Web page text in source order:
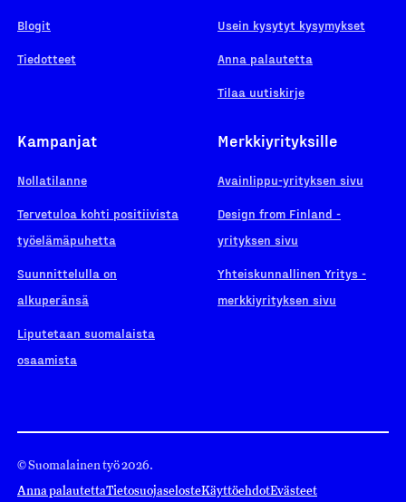
Blogit
Tiedotteet
Usein kysytyt kysymykset
Anna palautetta
Tilaa uutiskirje
Kampanjat
Nollatilanne
Tervetuloa kohti positiivista
työelämäpuhetta
Suunnittelulla on
alkuperänsä
Liputetaan suomalaista
osaamista
Merkkiyrityksille
Avainlippu-yrityksen sivu
Design from Finland -
yrityksen sivu
Yhteiskunnallinen Yritys -
merkkiyrityksen sivu
© Suomalainen työ 2026.
Anna palautettaTietosuojaselosteKäyttöehdotEvästeet